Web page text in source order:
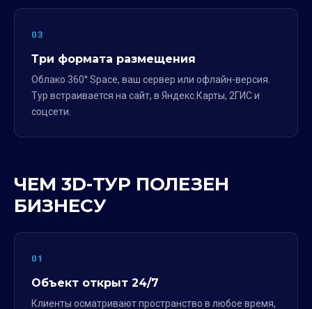
03
Три формата размещения
Облако 360° Space, ваш сервер или офлайн-версия.
Тур встраивается на сайт, в Яндекс.Карты, 2ГИС и
соцсети.
ЧЕМ 3D-ТУР ПОЛЕЗЕН
БИЗНЕСУ
01
Объект открыт 24/7
Клиенты осматривают пространство в любое время,